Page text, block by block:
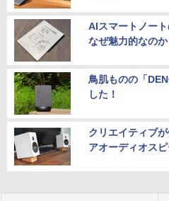
AIスマートノー
なぜ魅力的なのか
鳥肌ものの「
した！
クリエイティブ
アオーディオス